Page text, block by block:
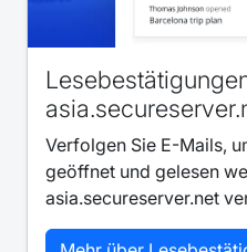
Verfolgen Sie E-Mails,
geöffnet und gelesen
asia.secureserver.net